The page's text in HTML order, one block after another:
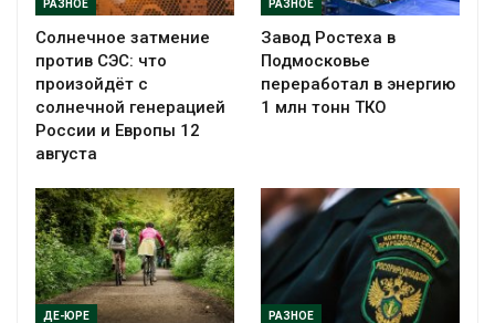
РАЗНОЕ
Солнечное затмение
против СЭС: что
произойдёт с
солнечной генерацией
России и Европы 12
августа
РАЗНОЕ
Завод Ростеха в
Подмосковье
переработал в энергию
1 млн тонн ТКО
ДЕ-ЮРЕ РАЗНОЕ